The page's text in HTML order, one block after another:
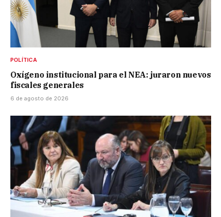
POLÍTICA
Oxígeno institucional para el NEA: juraron nuevos
fiscales generales
6 de agosto de 2026